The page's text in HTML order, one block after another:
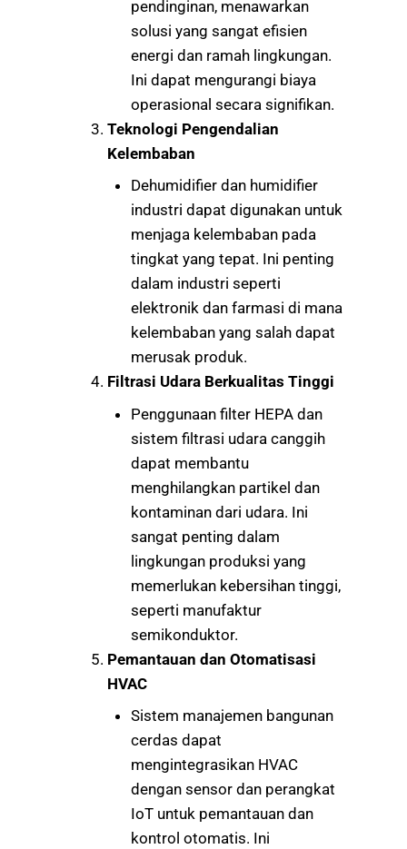
pendinginan, menawarkan
solusi yang sangat efisien
energi dan ramah lingkungan.
Ini dapat mengurangi biaya
operasional secara signifikan.
Teknologi Pengendalian
Kelembaban
Dehumidifier dan humidifier
industri dapat digunakan untuk
menjaga kelembaban pada
tingkat yang tepat. Ini penting
dalam industri seperti
elektronik dan farmasi di mana
kelembaban yang salah dapat
merusak produk.
Filtrasi Udara Berkualitas Tinggi
Penggunaan filter HEPA dan
sistem filtrasi udara canggih
dapat membantu
menghilangkan partikel dan
kontaminan dari udara. Ini
sangat penting dalam
lingkungan produksi yang
memerlukan kebersihan tinggi,
seperti manufaktur
semikonduktor.
Pemantauan dan Otomatisasi
HVAC
Sistem manajemen bangunan
cerdas dapat
mengintegrasikan HVAC
dengan sensor dan perangkat
IoT untuk pemantauan dan
kontrol otomatis. Ini